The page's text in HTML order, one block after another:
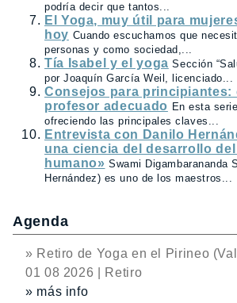
podría decir que tantos...
El Yoga, muy útil para
hoy Cuando escuchamos que
personas y como sociedad,...
Tía Isabel y el yoga Sección
por Joaquín García Weil, licenciado...
Consejos para principiantes:
profesor adecuado En esta
ofreciendo las principales claves...
Entrevista con Danilo
una ciencia del desarrollo del
humano» Swami Digambarananda
Hernández) es uno de los maestros...
Agenda
» Retiro de Yoga en el Pirineo
01 08 2026 | Retiro
» más info